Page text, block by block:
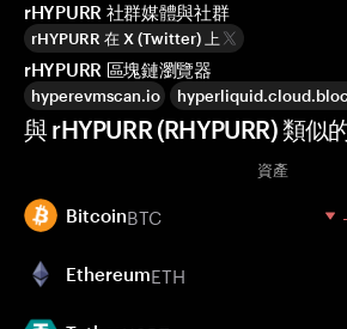
rHYPURR 社群媒體與社群
rHYPURR 在 X (Twitter) 上
rHYPURR 區塊鏈瀏覽器
hyperevmscan.io
與 rHYPURR (RHYPURR) 類似
資產
BitcoinBTC
EthereumETH